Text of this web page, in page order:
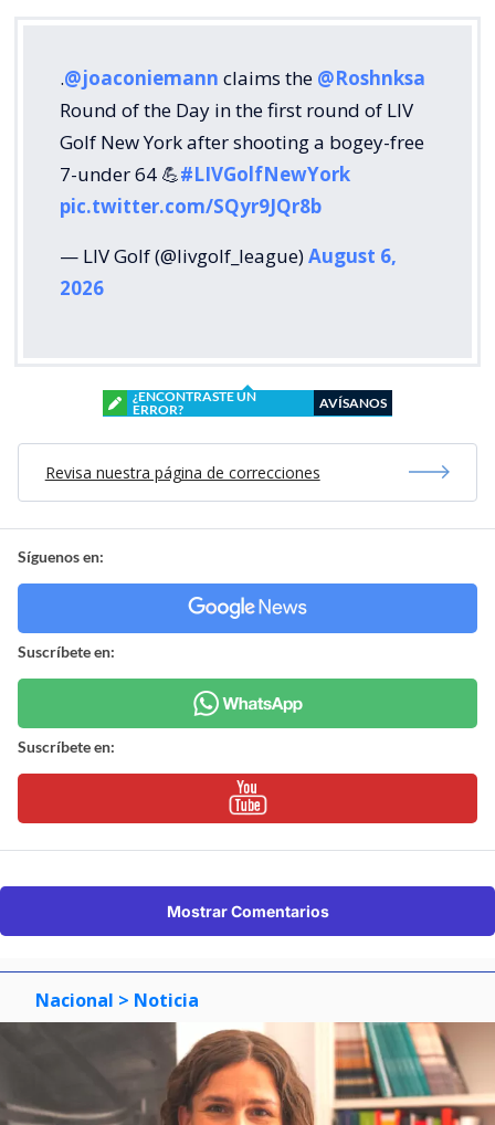
.@joaconiemann claims the @Roshnksa
Round of the Day in the first round of LIV
Golf New York after shooting a bogey-free
7-under 64 💪#LIVGolfNewYork
pic.twitter.com/SQyr9JQr8b
— LIV Golf (@livgolf_league)August 6,
2026
¿ENCONTRASTE UN
ERROR?
AVÍSANOS
Revisa nuestra página de correcciones
Síguenos en:
Suscríbete en:
Suscríbete en:
Mostrar Comentarios
Nacional > Noticia